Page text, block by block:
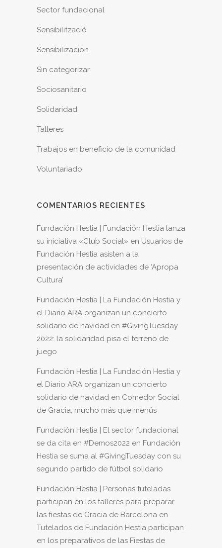
Sector fundacional
Sensibilització
Sensibilización
Sin categorizar
Sociosanitario
Solidaridad
Talleres
Trabajos en beneficio de la comunidad
Voluntariado
COMENTARIOS RECIENTES
Fundación Hestia | Fundación Hestia lanza
su iniciativa «Club Social» en Usuarios de
Fundación Hestia asisten a la
presentación de actividades de ‘Apropa
Cultura’
Fundación Hestia | La Fundación Hestia y
el Diario ARA organizan un concierto
solidario de navidad en #GivingTuesday
2022: la solidaridad pisa el terreno de
juego
Fundación Hestia | La Fundación Hestia y
el Diario ARA organizan un concierto
solidario de navidad en Comedor Social
de Gracia, mucho más que menús
Fundación Hestia | El sector fundacional
se da cita en #Demos2022 en Fundación
Hestia se suma al #GivingTuesday con su
segundo partido de fútbol solidario
Fundación Hestia | Personas tuteladas
participan en los talleres para preparar
las fiestas de Gracia de Barcelona en
Tutelados de Fundación Hestia participan
en los preparativos de las Fiestas de